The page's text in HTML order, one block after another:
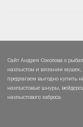
Сайт Андрея Соколова о
нахлыстом и вязании мушек,
предлагаем выгодно купить
нахлыстовые шнуры,
нахлыстового заброса.